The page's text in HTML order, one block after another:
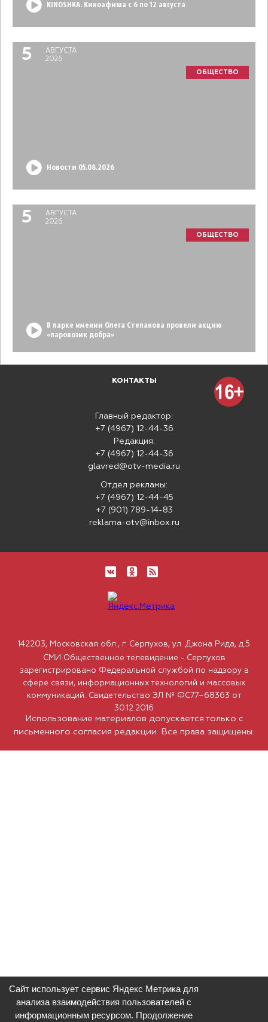
KINOSHKA. Киноафиша с 6 по 12 августа
5
АВГУСТА
2026
ОБЩЕСТВО
Новости 05.08.2026
5
АВГУСТА
2026
ОБЩЕСТВО
В парке имении Олега Степанова провели акцию
«паровозик добра»
КОНТАКТЫ
Главный редактор:
+7 (4967) 12-44-36
Редакция:
+7 (4967) 12-44-36
glavred@otv-media.ru
Отдел рекламы:
+7 (4967) 12-44-45
+7 (901) 789-14-83
reklama-otv@inbox.ru
Использование материалов допускается только с
письменного согласия редакции. Все права защищены.
142203, Московская обл., г. Серпухов, ул. Джона Рида, д.5
СМИ Общественное телевидение - Серпухов
зарегистрировано Федеральной службой по надзору в
сфере связи, информационных технологий и массовых
коммуникаций. Свидетельство ЭЛ № ФС77–68363 от
30.12.2016
Сайт использует сервис Яндекс Метрика для
анализа взаимодействия пользователей с
информационным ресурсом. Продолжение